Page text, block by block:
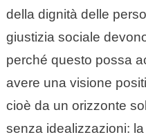
della dignità delle
giustizia sociale
perché questo possa
avere una visione
cioè da un orizzonte
senza idealizzazioni: